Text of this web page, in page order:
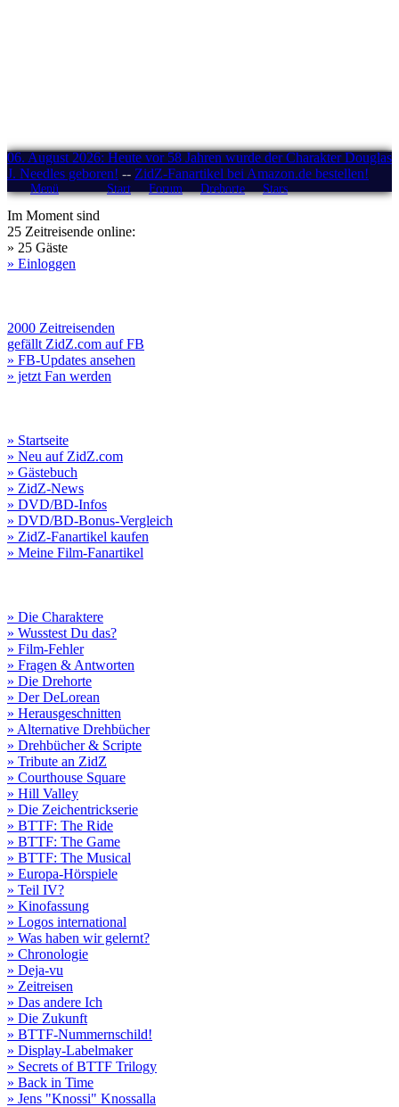
06. August 2026: Heute vor 58 Jahren wurde der Charakter Douglas
J. Needles geboren! -- ZidZ-Fanartikel bei Amazon.de bestellen!
Menü Start Forum Drehorte Stars
Im Moment sind
25 Zeitreisende online:
» 25 Gäste
» Einloggen
2000 Zeitreisenden
gefällt ZidZ.com auf FB
» FB-Updates ansehen
» jetzt Fan werden
» Startseite
» Neu auf ZidZ.com
» Gästebuch
» ZidZ-News
» DVD/BD-Infos
» DVD/BD-Bonus-Vergleich
» ZidZ-Fanartikel kaufen
» Meine Film-Fanartikel
» Die Charaktere
» Wusstest Du das?
» Film-Fehler
» Fragen & Antworten
» Die Drehorte
» Der DeLorean
» Herausgeschnitten
» Alternative Drehbücher
» Drehbücher & Scripte
» Tribute an ZidZ
» Courthouse Square
» Hill Valley
» Die Zeichentrickserie
» BTTF: The Ride
» BTTF: The Game
» BTTF: The Musical
» Europa-Hörspiele
» Teil IV?
» Kinofassung
» Logos international
» Was haben wir gelernt?
» Chronologie
» Deja-vu
» Zeitreisen
» Das andere Ich
» Die Zukunft
» BTTF-Nummernschild!
» Display-Labelmaker
» Secrets of BTTF Trilogy
» Back in Time
» Jens "Knossi" Knossalla